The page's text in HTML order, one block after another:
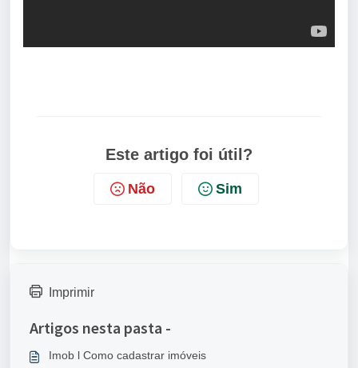
Este artigo foi útil?
Não Sim
Imprimir
Artigos nesta pasta -
Imob l Como cadastrar imóveis